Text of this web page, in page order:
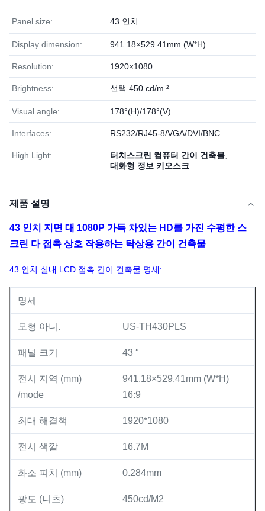
Panel size: 43 인치
Display dimension: 941.18×529.41mm (W*H)
Resolution: 1920×1080
Brightness: 선택 450 cd/m ²
Visual angle: 178°(H)/178°(V)
Interfaces: RS232/RJ45-8/VGA/DVI/BNC
High Light: 터치스크린 컴퓨터 간이 건축물
대화형 정보 키오스크
제품 설명
43 인치 지면 대 1080P 가득 차있는 HD를 가진 수평한 스
크린 다 접촉 상호 작용하는 탁상용 간이 건축물
43 인치 실내 LCD 접촉 간이 건축물 명세:
명세
모형 아니. US-TH430PLS
패널 크기 43 ″
전시 지역 (mm)
/mode
941.18×529.41mm (W*H)
16:9
최대 해결책 1920*1080
전시 색깔 16.7M
화소 피치 (mm) 0.284mm
광도 (니츠) 450cd/M2